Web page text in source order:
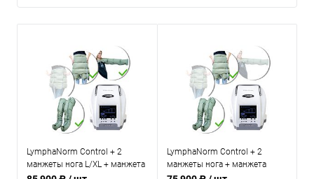
LymphaNorm Control + 2
манжеты нога L/XL + манжета
рука + шорты —
LymphaNorm Control + 2
манжеты нога + манжета
шорты — профессиональный